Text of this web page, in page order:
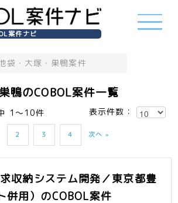
案件ナビ
袋・大塚・巣鴨案件
鴨のCOBOL案件一覧
1～10件 表示件数：
2 3 4 次へ »
求収納システム開発／東京都豊
用） のCOBOL案件